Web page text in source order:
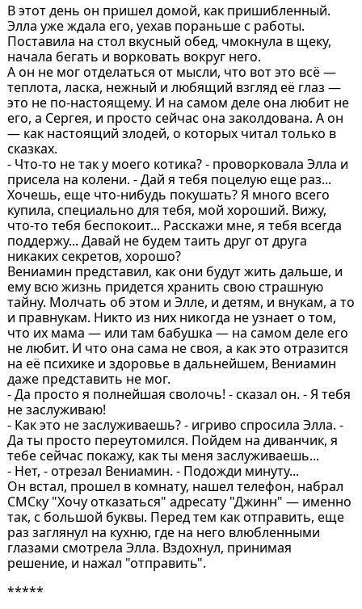
В этот день он пришел домой, как пришибленный.
Элла уже ждала его, уехав пораньше с работы.
Поставила на стол вкусный обед, чмокнула в щеку,
начала бегать и ворковать вокруг него.
А он не мог отделаться от мысли, что вот это всё —
теплота, ласка, нежный и любящий взгляд её глаз —
это не по-настоящему. И на самом деле она любит не
его, а Сергея, и просто сейчас она заколдована. А он
— как настоящий злодей, о которых читал только в
сказках.
- Что-то не так у моего котика? - проворковала Элла и
присела на колени. - Дай я тебя поцелую еще раз...
Хочешь, еще что-нибудь покушать? Я много всего
купила, специально для тебя, мой хороший. Вижу,
что-то тебя беспокоит... Расскажи мне, я тебя всегда
поддержу... Давай не будем таить друг от друга
никаких секретов, хорошо?
Вениамин представил, как они будут жить дальше, и
ему всю жизнь придется хранить свою страшную
тайну. Молчать об этом и Элле, и детям, и внукам, а то
и правнукам. Никто из них никогда не узнает о том,
что их мама — или там бабушка — на самом деле его
не любит. И что она сама не своя, а как это отразится
на её психике и здоровье в дальнейшем, Вениамин
даже представить не мог.
- Да просто я полнейшая сволочь! - сказал он. - Я тебя
не заслуживаю!
- Как это не заслуживаешь? - игриво спросила Элла. -
Да ты просто переутомился. Пойдем на диванчик, я
тебе сейчас покажу, как ты меня заслуживаешь...
- Нет, - отрезал Вениамин. - Подожди минуту...
Он встал, прошел в комнату, нашел телефон, набрал
СМСку "Хочу отказаться" адресату "Джинн" — именно
так, с большой буквы. Перед тем как отправить, еще
раз заглянул на кухню, где на него влюбленными
глазами смотрела Элла. Вздохнул, принимая
решение, и нажал "отправить".
*****